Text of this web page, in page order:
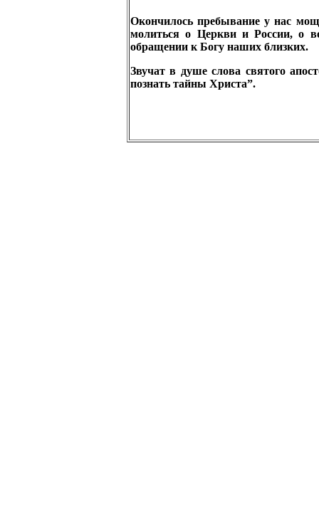
Окончилось пребывание у нас
молиться о Церкви и России, о
обращении к Богу наших близких.
Звучат в душе слова святого
познать тайны Христа”.